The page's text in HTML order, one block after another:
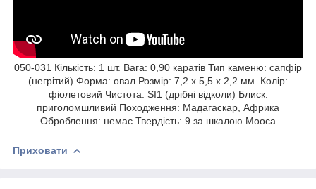
050-031 Кількість: 1 шт. Вага: 0,90 каратів Тип каменю: сапфір
(негрітий) Форма: овал Розмір: 7,2 x 5,5 x 2,2 мм. Колір:
фіолетовий Чистота: SI1 (дрібні відколи) Блиск:
приголомшливий Походження: Мадагаскар, Африка
Оброблення: немає Твердість: 9 за шкалою Мооса
Приховати